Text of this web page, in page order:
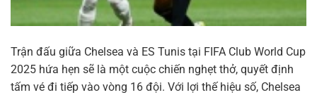
Trận đấu giữa Chelsea và ES Tunis tại FIFA Club World Cup
2025 hứa hẹn sẽ là một cuộc chiến nghẹt thở, quyết định
tấm vé đi tiếp vào vòng 16 đội. Với lợi thế hiệu số, Chelsea